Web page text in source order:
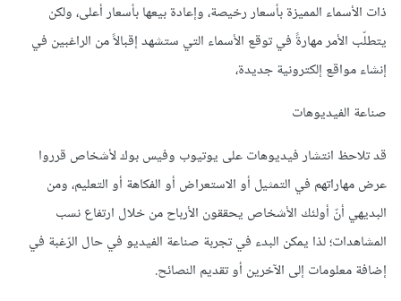
ذات الأسماء المميزة بأسعار رخيصة، وإعادة بيعها بأسعار أعلى، ولكن
يتطلّب الأمر مهارةً في توقع الأسماء التي ستشهد إقبالاً من الراغبين في
إنشاء مواقع إلكترونية جديدة،
صناعة الفيديوهات
قد تلاحظ انتشار فيديوهات على يوتيوب وفيس بوك لأشخاص قرروا
عرض مهاراتهم في التمثيل أو الاستعراض أو الفكاهة أو التعليم، ومن
البديهي أنّ أولئك الأشخاص يحققون الأرباح من خلال ارتفاع نسب
المشاهدات؛ لذا يمكن البدء في تجربة صناعة الفيديو في حال الرّغبة في
إضافة معلومات إلى الآخرين أو تقديم النصائح.